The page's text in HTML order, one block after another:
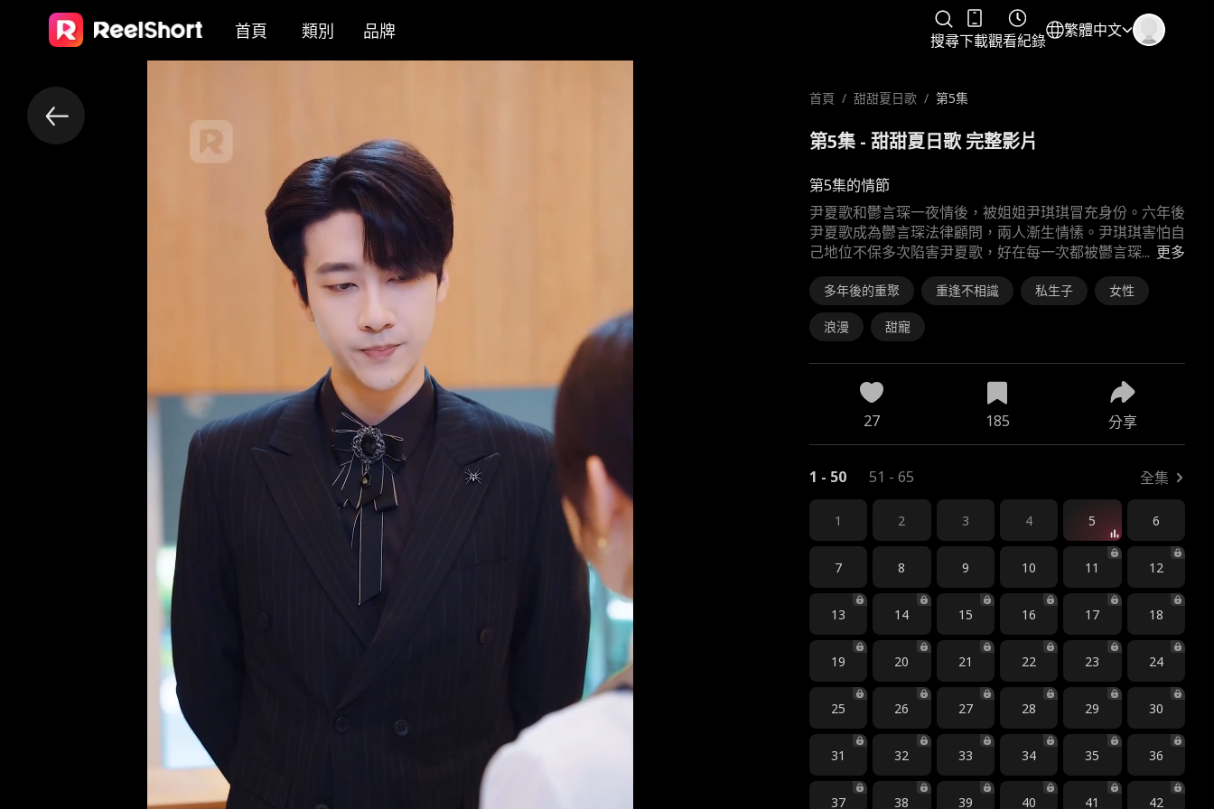
首頁 類別 品牌 搜尋下載觀看紀錄
繁體中文
首頁 / 甜甜夏日歌 / 第5集
第5集 - 甜甜夏日歌 完整影片
第5集的情節
更多
尹夏歌和鬱言琛一夜情後，被姐姐尹琪琪冒充身份。六年後
尹夏歌成為鬱言琛法律顧問，兩人漸生情愫。尹琪琪害怕自
己地位不保多次陷害尹夏歌，好在每一次都被鬱言琛...
多年後的重聚 重逢不相識 私生子 女性
浪漫 甜寵
27 185 分享
1 - 50 51 - 65 全集
1 2 3 4 5 6
7 8 9 10 11 12
13 14 15 16 17 18
19 20 21 22 23 24
25 26 27 28 29 30
31 32 33 34 35 36
37 38 39 40 41 42